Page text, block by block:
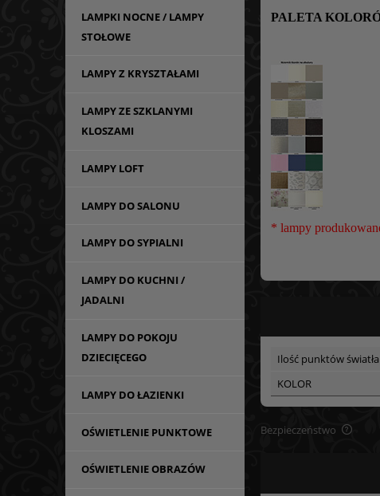
LAMPKI NOCNE / LAMPY
STOŁOWE
LAMPY Z KRYSZTAŁAMI
LAMPY ZE SZKLANYMI
KLOSZAMI
LAMPY LOFT
LAMPY DO SALONU
LAMPY DO SYPIALNI
LAMPY DO KUCHNI /
JADALNI
LAMPY DO POKOJU
DZIECIĘCEGO
LAMPY DO ŁAZIENKI
OŚWIETLENIE PUNKTOWE
OŚWIETLENIE OBRAZÓW
PALETA
* lampy
Ilość punktów światła
KOLOR
Bezpieczeństwo